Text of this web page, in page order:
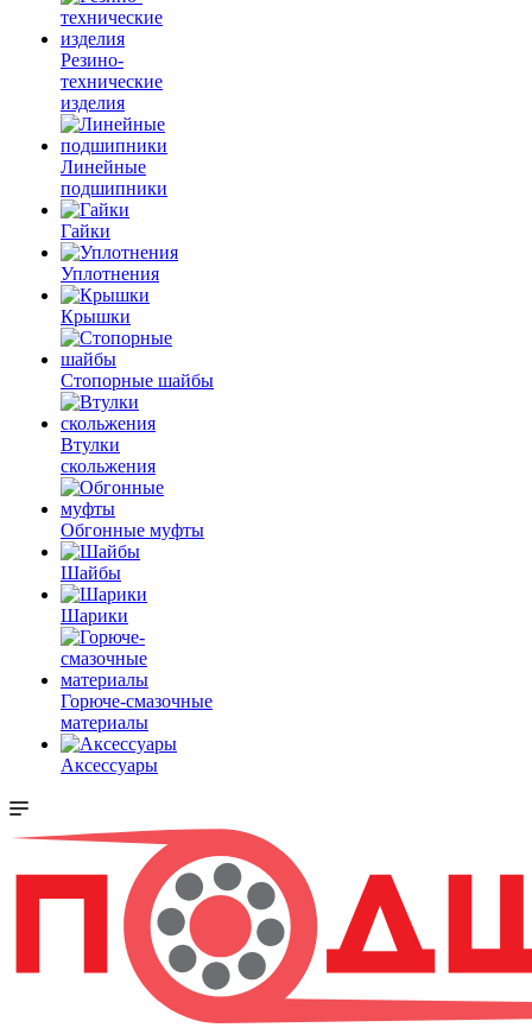
Резино-
технические
изделия
Линейные
подшипники
Гайки
Уплотнения
Крышки
Стопорные шайбы
Втулки
скольжения
Обгонные муфты
Шайбы
Шарики
Горюче-смазочные
материалы
Аксессуары